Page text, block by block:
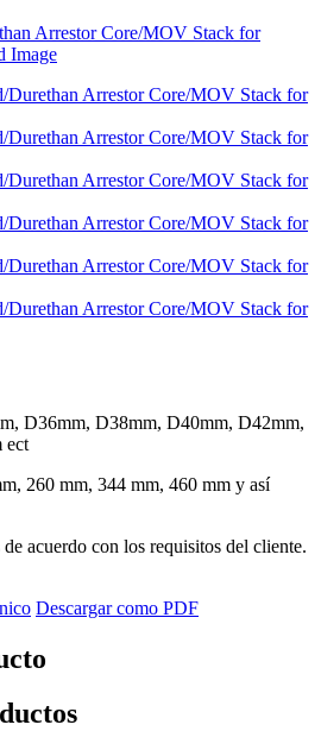
D36mm, D38mm, D40mm, D42mm,
ect
260 mm, 344 mm, 460 mm y así
acuerdo con los requisitos del cliente.
Descargar como PDF